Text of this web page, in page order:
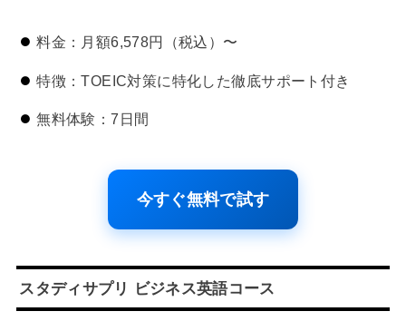
料金：月額6,578円（税込）〜
特徴：TOEIC対策に特化した徹底サポート付き
無料体験：7日間
今すぐ無料で試す
スタディサプリ ビジネス英語コース